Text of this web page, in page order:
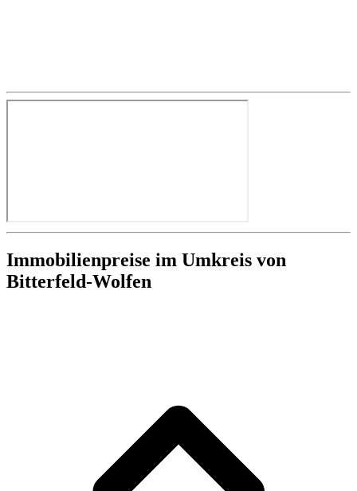
Immobilienpreise im Umkreis von
Bitterfeld-Wolfen